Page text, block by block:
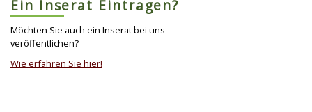
Ein Inserat Eintragen?
Möchten Sie auch ein Inserat bei uns
veröffentlichen?
Wie erfahren Sie hier!